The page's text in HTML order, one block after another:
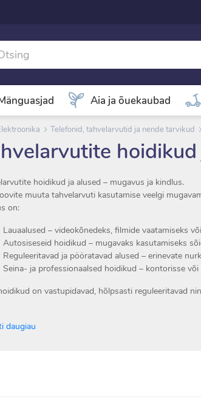
Aia ja õuekaubad
Telefonid, tahvelarvutid ja nende tarvikud
hoidikud
hoidikud ja alused – mugavus ja kindlus.
muuta tahvelarvuti kasutamise veelgi
on:
Lauaalused – videokõnedeks, filmide vaatamiseks
Autosiseseid hoidikud – mugavaks kasutamiseks
Reguleeritavad ja pööratavad alused – erinevate
Seina- ja professionaalsed hoidikud – kontorisse või
on vastupidavad, hõlpsasti reguleeritavad
daugiau